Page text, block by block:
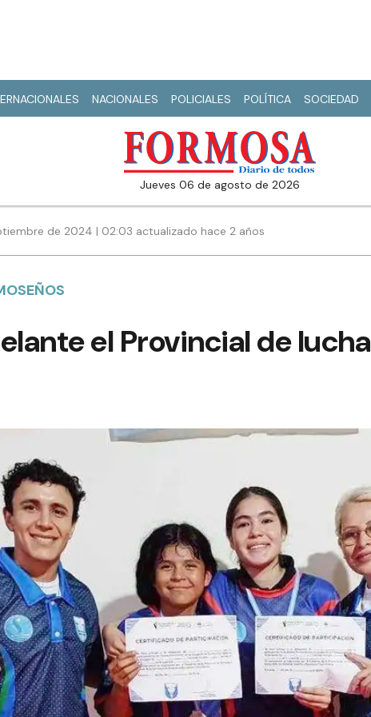
NACIONALES POLICIALES POLÍTICA SOCIEDAD
jueves 06 de agosto de 2026
de 2024 | 02:03 actualizado hace 2 años
el Provincial de lucha